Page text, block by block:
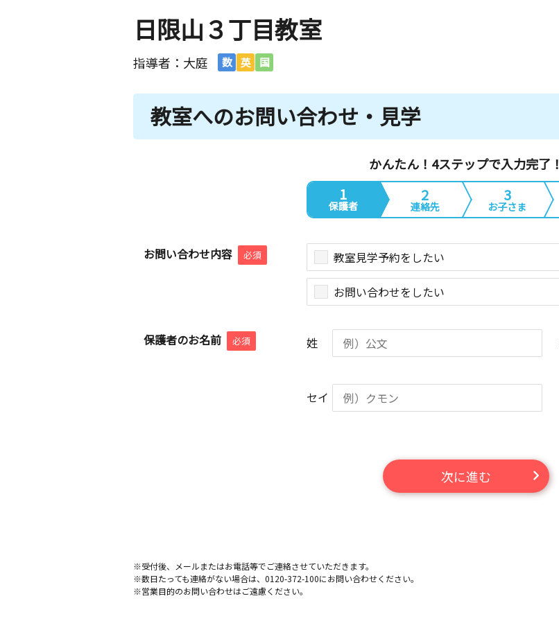
日限山３丁目教室
指導者：大庭 数 英 国
教室へのお問い合わせ・見学
かんたん！4ステップで入力完了！
1
保護者
2
連絡先
3
お子さま
お問い合わせ内容 必須 教室見学予約をしたい
お問い合わせをしたい
保護者のお名前 必須 姓
セイ
次に進む
※受付後、メールまたはお電話等でご連絡させていただきます。
※数日たっても連絡がない場合は、0120-372-100にお問い合わせください。
※営業目的のお問い合わせはご遠慮ください。